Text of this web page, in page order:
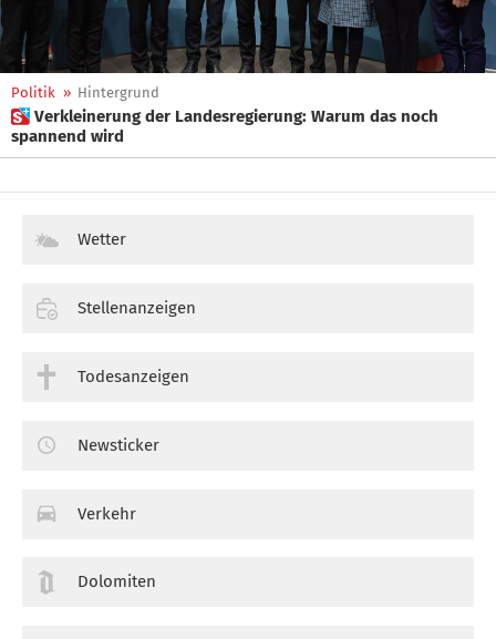
Politik » Hintergrund
 Verkleinerung der Landesregierung: Warum das noch
spannend wird
Wetter
Stellenanzeigen
Todesanzeigen
Newsticker
Verkehr
Dolomiten